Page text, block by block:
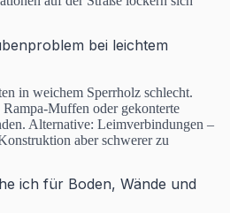
bei leichtem
in weichem Sperrholz schlecht.
Rampa-Muffen oder gekonterte
Alternative: Leimverbindungen –
aber schwerer zu
ich für Boden, Wände und